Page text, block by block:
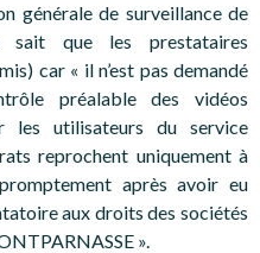
générale de surveillance de
que les prestataires
car « il n’est pas demandé
préalable des vidéos
les utilisateurs du service
reprochent uniquement à
après avoir eu
aux droits des sociétés
».